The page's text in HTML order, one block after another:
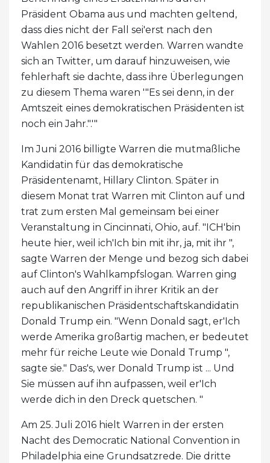
Präsident Obama aus und machten geltend,
dass dies nicht der Fall sei'erst nach den
Wahlen 2016 besetzt werden. Warren wandte
sich an Twitter, um darauf hinzuweisen, wie
fehlerhaft sie dachte, dass ihre Überlegungen
zu diesem Thema waren '"Es sei denn, in der
Amtszeit eines demokratischen Präsidenten ist
noch ein Jahr.".'"
Im Juni 2016 billigte Warren die mutmaßliche
Kandidatin für das demokratische
Präsidentenamt, Hillary Clinton. Später in
diesem Monat trat Warren mit Clinton auf und
trat zum ersten Mal gemeinsam bei einer
Veranstaltung in Cincinnati, Ohio, auf. "ICH'bin
heute hier, weil ich'Ich bin mit ihr, ja, mit ihr ",
sagte Warren der Menge und bezog sich dabei
auf Clinton's Wahlkampfslogan. Warren ging
auch auf den Angriff in ihrer Kritik an der
republikanischen Präsidentschaftskandidatin
Donald Trump ein. "Wenn Donald sagt, er'Ich
werde Amerika großartig machen, er bedeutet
mehr für reiche Leute wie Donald Trump ",
sagte sie." Das's, wer Donald Trump ist ... Und
Sie müssen auf ihn aufpassen, weil er'Ich
werde dich in den Dreck quetschen. "
Am 25. Juli 2016 hielt Warren in der ersten
Nacht des Democratic National Convention in
Philadelphia eine Grundsatzrede. Die dritte